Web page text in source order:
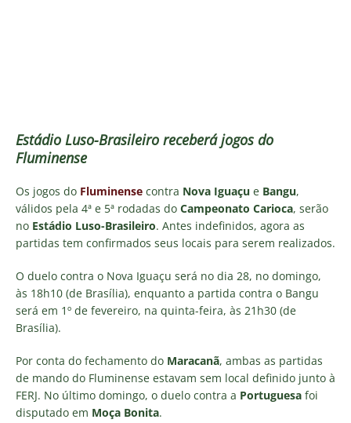
Estádio Luso-Brasileiro receberá jogos do
Fluminense
Os jogos do Fluminense contra Nova Iguaçu e Bangu,
válidos pela 4ª e 5ª rodadas do Campeonato Carioca, serão
no Estádio Luso-Brasileiro. Antes indefinidos, agora as
partidas tem confirmados seus locais para serem realizados.
O duelo contra o Nova Iguaçu será no dia 28, no domingo,
às 18h10 (de Brasília), enquanto a partida contra o Bangu
será em 1º de fevereiro, na quinta-feira, às 21h30 (de
Brasília).
Por conta do fechamento do Maracanã, ambas as partidas
de mando do Fluminense estavam sem local definido junto à
FERJ. No último domingo, o duelo contra a Portuguesa foi
disputado em Moça Bonita.